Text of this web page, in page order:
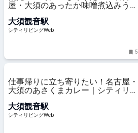
屋・大須のあったか味噌煮込みうど
大須観音駅
シティリビングWeb
5
仕事帰りに立ち寄りたい！名古屋・
大須のあさくまカレー｜シティリビ
大須観音駅
シティリビングWeb